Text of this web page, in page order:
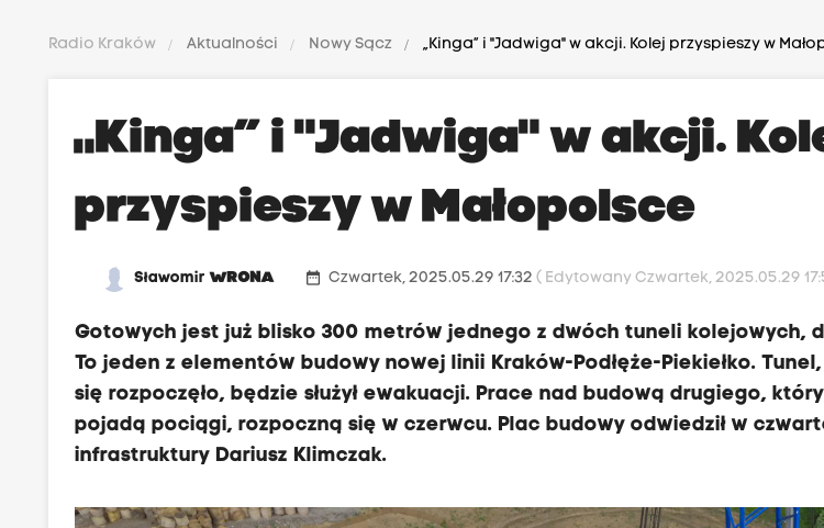
Radio Kraków Aktualności Nowy Sącz „Kinga” i "Jadwiga" w akcji. Kolej przyspieszy w
„Kinga” i "Jadwiga" w akcji.
przyspieszy w Małopolsce
SławomirWRONA date_range Czwartek, 2025.05.29 17:32( Edytowany Czwartek, 2025.05.29
Gotowych jest już blisko 300 metrów jednego z dwóch tuneli kolejowych,
To jeden z elementów budowy nowej linii Kraków-Podłęże-Piekiełko.
się rozpoczęło, będzie służył ewakuacji. Prace nad budową drugiego,
pojadą pociągi, rozpoczną się w czerwcu. Plac budowy odwiedził w
infrastruktury Dariusz Klimczak.